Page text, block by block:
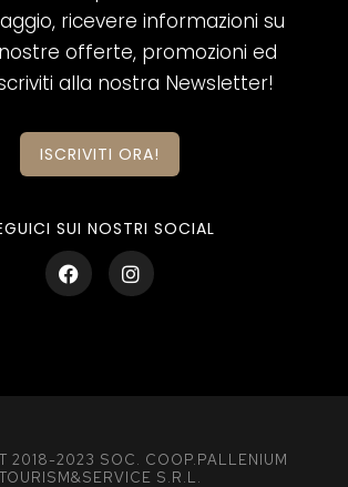
ricevere informazioni su
offerte, promozioni ed
alla nostra Newsletter!
ISCRIVITI ORA!
SUI NOSTRI SOCIAL
2018-2023 SOC. COOP.PALLENIUM
TOURISM&SERVICE S.R.L.